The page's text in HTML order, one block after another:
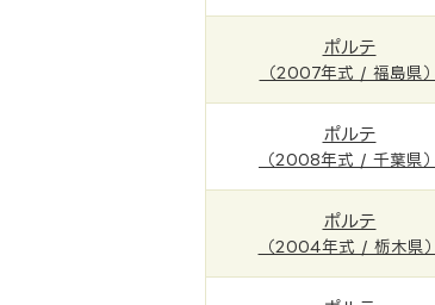
ポルテ
（2007年式 / 福島県）
ポルテ
（2008年式 / 千葉県）
ポルテ
（2004年式 / 栃木県）